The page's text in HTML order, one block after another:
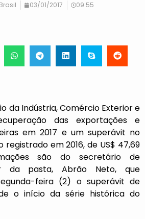
03/01/2017 09:55
da Indústria, Comércio Exterior e
das exportações e
em 2017 e um superávit no
em 2016, de US$ 47,69
são do secretário de
da pasta, Abrão Neto, que
feira (2) o superávit de
o início da série histórica do